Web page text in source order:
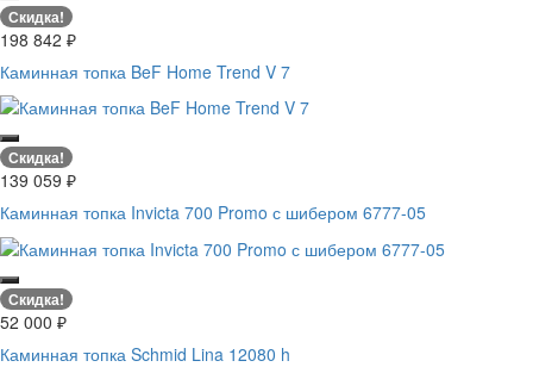
Скидка!
198 842 ₽
Каминная топка BeF Home Trend V 7
Скидка!
139 059 ₽
Каминная топка Invicta 700 Promo с шибером 6777-05
Скидка!
52 000 ₽
Каминная топка Schmid Lina 12080 h